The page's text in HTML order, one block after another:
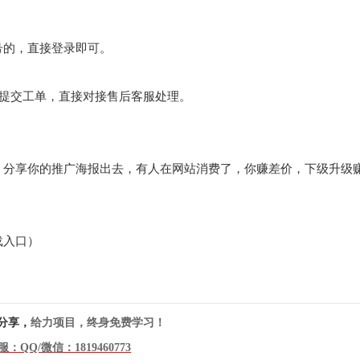
，直接登录即可。
交工单，直接对接售后客服处理。
享你的推广海报出去，有人在网站消费了，你赚差价，下级升级
口）
享， 给力项目，终身免费学习！
：QQ/微信： 1819460773